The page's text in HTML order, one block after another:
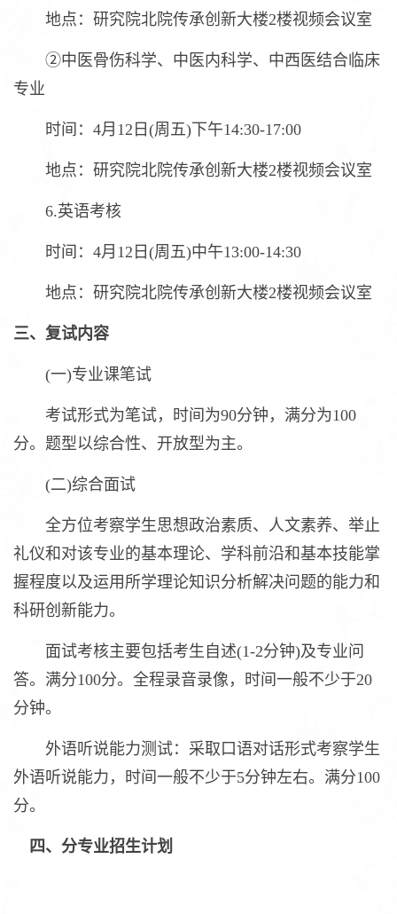
地点：研究院北院传承创新大楼2楼视频会议室
②中医骨伤科学、中医内科学、中西医结合临床
专业
时间：4月12日(周五)下午14:30-17:00
地点：研究院北院传承创新大楼2楼视频会议室
6.英语考核
时间：4月12日(周五)中午13:00-14:30
地点：研究院北院传承创新大楼2楼视频会议室
三、复试内容
(一)专业课笔试
考试形式为笔试，时间为90分钟，满分为100
分。题型以综合性、开放型为主。
(二)综合面试
全方位考察学生思想政治素质、人文素养、举止
礼仪和对该专业的基本理论、学科前沿和基本技能掌
握程度以及运用所学理论知识分析解决问题的能力和
科研创新能力。
面试考核主要包括考生自述(1-2分钟)及专业问
答。满分100分。全程录音录像，时间一般不少于20
分钟。
外语听说能力测试：采取口语对话形式考察学生
外语听说能力，时间一般不少于5分钟左右。满分100
分。
四、分专业招生计划